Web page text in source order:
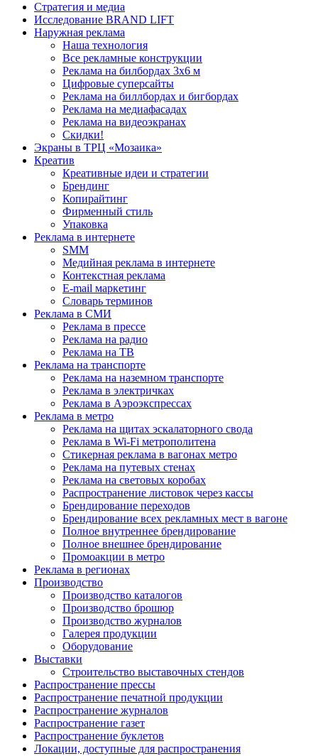
Стратегия и медиа
Исследование BRAND LIFT
Наружная реклама
Наша технология
Все рекламные конструкции
Реклама на билбордах 3х6 м
Цифровые суперсайты
Реклама на биллбордах и бигбордах
Реклама на медиафасадах
Реклама на видеоэкранах
Скидки!
Экраны в ТРЦ «Мозаика»
Креатив
Креативные идеи и стратегии
Брендинг
Копирайтинг
Фирменный стиль
Упаковка
Реклама в интернете
SMM
Медийная реклама в интернете
Контекстная реклама
E-mail маркетинг
Словарь терминов
Реклама в СМИ
Реклама в прессе
Реклама на радио
Реклама на ТВ
Реклама на транспорте
Реклама на наземном транспорте
Реклама в электричках
Реклама в Аэроэкспрессах
Реклама в метро
Реклама на щитах эскалаторного свода
Реклама в Wi-Fi метрополитена
Стикерная реклама в вагонах метро
Реклама на путевых стенах
Реклама на световых коробах
Распространение листовок через кассы
Брендирование переходов
Брендирование всех рекламных мест в вагоне
Полное внутреннее брендирование
Полное внешнее брендирование
Промоакции в метро
Реклама в регионах
Производство
Производство каталогов
Производство брошюр
Производство журналов
Галерея продукции
Оборудование
Выставки
Строительство выставочных стендов
Распространение прессы
Распространение печатной продукции
Распространение журналов
Распространение газет
Распространение буклетов
Локации, доступные для распространения